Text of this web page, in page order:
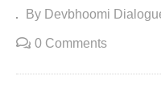
By Devbhoomi
0 Comments